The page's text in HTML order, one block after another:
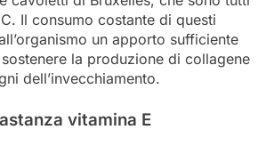
Il consumo costante di questi
un apporto sufficiente
la produzione di collagene
dell’invecchiamento.
vitamina E